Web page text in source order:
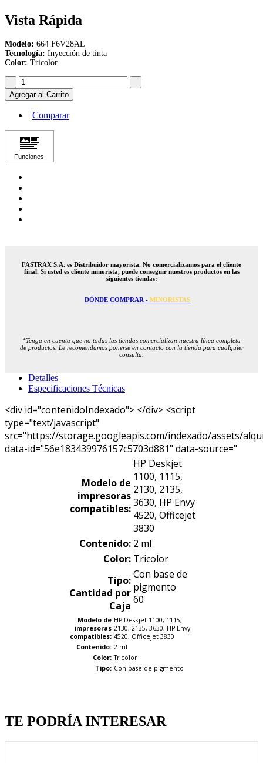
Vista Rápida
Modelo: 664 F6V28AL
Tecnología: Inyección de tinta
Color: Tricolor
Agregar al Carrito
Comparar
FASTRAX S.A. es Distribuidor mayorista. No comercializamos para el cliente
final. Si usted es cliente minorista, puede conseguir nuestros productos en las
siguientes tiendas:
DÓNDE COMPRAR - MINORISTAS
*Tenga en cuenta que no todas las tiendas comercializan nuestra línea completa
de productos. Le recomendamos ponerse en contacto con la tienda para cualquier
consulta.
Detalles
Especificaciones Técnicas
<div id="contenidoIndexado"> </div> <script
type="text/javascript"
src="https://storage.googleapis.com/indexado/assets/
data-id="56e183439976157c5703d881" data-source="
Modelo de
impresoras
compatibles:
HP Deskjet
1100, 1115,
2130, 2135,
3630, HP Envy
4520, Officejet
3830
Contenido: 2 ml
Color: Tricolor
Tipo: Con base de
pigmento
Cantidad por
Caja 60
Modelo de
impresoras
compatibles:
HP Deskjet 1100, 1115,
2130, 2135, 3630, HP Envy
4520, Officejet 3830
Contenido: 2 ml
Color: Tricolor
Tipo: Con base de pigmento
TE PODRÍA INTERESAR